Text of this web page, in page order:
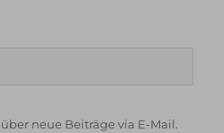
neue Beiträge via E-Mail.